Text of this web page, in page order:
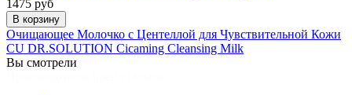
1475 руб
В корзину
Очищающее Молочко с Центеллой для Чувствительной Кожи
CU DR.SOLUTION Cicaming Cleansing Milk
Вы смотрели